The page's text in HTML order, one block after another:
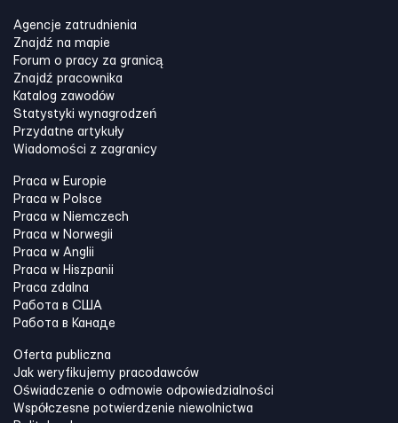
Agencje zatrudnienia
Znajdź na mapie
Forum o pracy za granicą
Znajdź pracownika
Katalog zawodów
Statystyki wynagrodzeń
Przydatne artykuły
Wiadomości z zagranicy
Praca w Europie
Praca w Polsce
Praca w Niemczech
Praca w Norwegii
Praca w Anglii
Praca w Hiszpanii
Praca zdalna
Работа в США
Работа в Канадe
Oferta publiczna
Jak weryfikujemy pracodawców
Oświadczenie o odmowie odpowiedzialności
Współczesne potwierdzenie niewolnictwa